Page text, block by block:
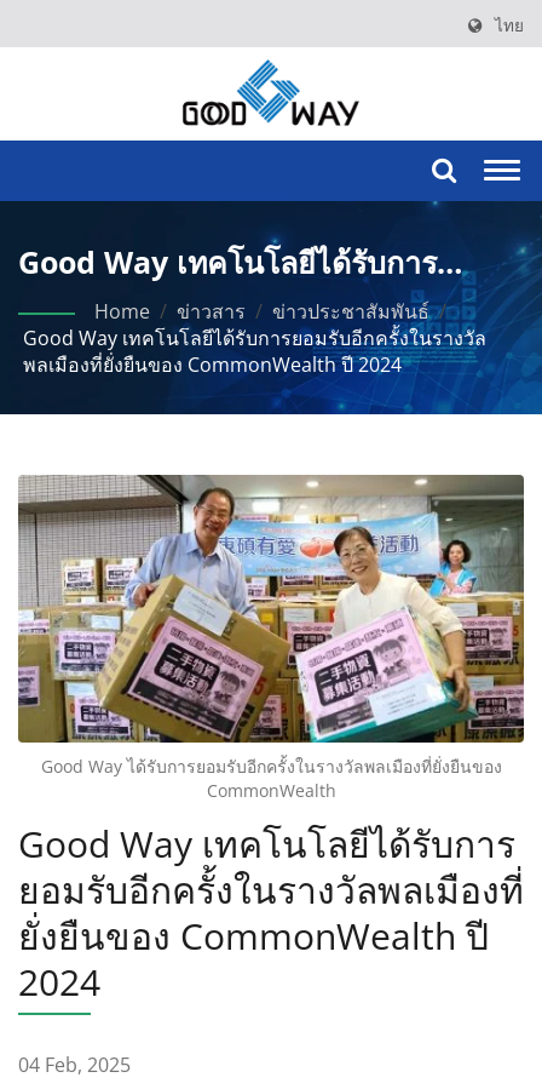
ไทย
Good Way เทคโนโลยีได้รับการ
ยอมรับอีกครั้งในรางวัลพลเมืองที่ยั่งยืน
ของ CommonWealth ปี 2024
Home / ข่าวสาร / ข่าวประชาสัมพันธ์ /
Good Way เทคโนโลยีได้รับการยอมรับอีกครั้งในรางวัล
พลเมืองที่ยั่งยืนของ CommonWealth ปี 2024
Good Way ได้รับการยอมรับอีกครั้งในรางวัลพลเมืองที่ยั่งยืนของ
CommonWealth
Good Way เทคโนโลยีได้รับการ
ยอมรับอีกครั้งในรางวัลพลเมืองที่
ยั่งยืนของ CommonWealth ปี
2024
04 Feb, 2025